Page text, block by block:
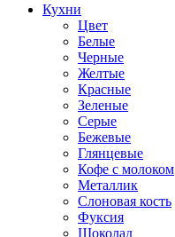
Кухни
Цвет
Белые
Черные
Желтые
Красные
Зеленые
Серые
Бежевые
Глянцевые
Кофе с молоком
Металлик
Слоновая кость
Фуксия
Шоколад